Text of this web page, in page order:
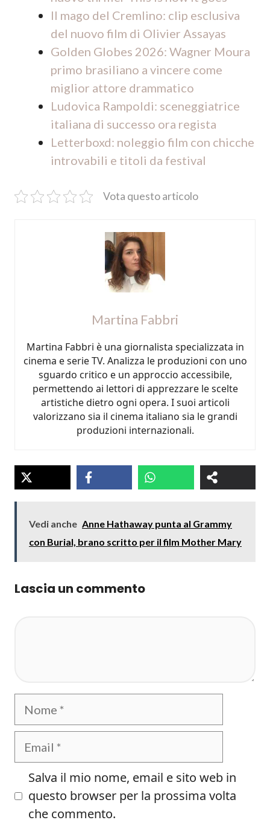
Il mago del Cremlino: clip esclusiva
del nuovo film di Olivier Assayas
Golden Globes 2026: Wagner Moura
primo brasiliano a vincere come
miglior attore drammatico
Ludovica Rampoldi: sceneggiatrice
italiana di successo ora regista
Letterboxd: noleggio film con chicche
introvabili e titoli da festival
Vota questo articolo
Martina Fabbri
Martina Fabbri è una giornalista specializzata in
cinema e serie TV. Analizza le produzioni con uno
sguardo critico e un approccio accessibile,
permettendo ai lettori di apprezzare le scelte
artistiche dietro ogni opera. I suoi articoli
valorizzano sia il cinema italiano sia le grandi
produzioni internazionali.
Vedi anche Anne Hathaway punta al Grammy
con Burial, brano scritto per il film Mother Mary
Lascia un commento
Nome
Email
Salva il mio nome, email e sito web in
questo browser per la prossima volta
che commento.